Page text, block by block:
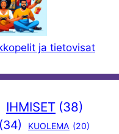
ja tietovisat
IHMISET (38)
(34) KUOLEMA (20)